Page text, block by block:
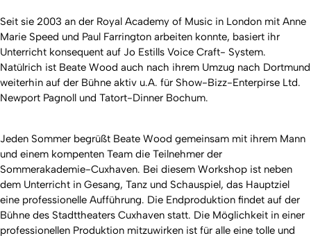
Seit sie 2003 an der Royal Academy of Music in London mit Anne
Marie Speed und Paul Farrington arbeiten konnte, basiert ihr
Unterricht konsequent auf Jo Estills Voice Craft- System.
Natülrich ist Beate Wood auch nach ihrem Umzug nach Dortmund
weiterhin auf der Bühne aktiv u.A. für Show-Bizz-Enterpirse Ltd.
Newport Pagnoll und Tatort-Dinner Bochum.
Jeden Sommer begrüßt Beate Wood gemeinsam mit ihrem Mann
und einem kompenten Team die Teilnehmer der
Sommerakademie-Cuxhaven. Bei diesem Workshop ist neben
dem Unterricht in Gesang, Tanz und Schauspiel, das Hauptziel
eine professionelle Aufführung. Die Endproduktion findet auf der
Bühne des Stadttheaters Cuxhaven statt. Die Möglichkeit in einer
professionellen Produktion mitzuwirken ist für alle eine tolle und